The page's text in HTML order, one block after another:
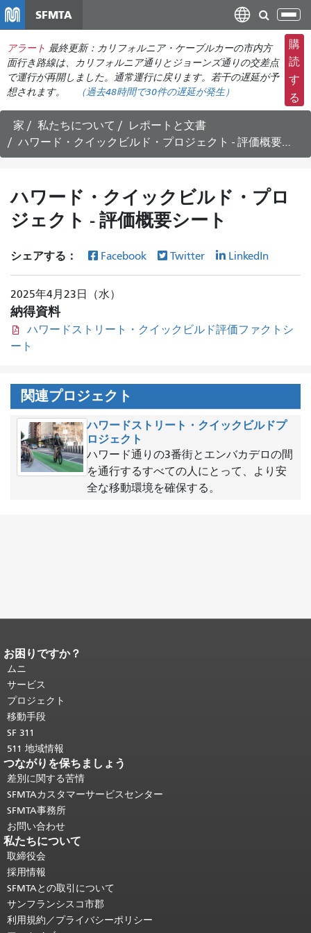
ン
コ
ン
テ
ン
ツ
に
移
SFMTA
ナ
ビ
ゲ
ー
シ
ョ
の
切
替
え
アラート 最終更新：カリフォルニア・ケーブルカーの市内方
面行き路線は、カリフォルニア通りとジョーンズ通りの交差点
で運行が再開しました。通常運行に戻ります。若干の遅延が予
想されます。
（過去48時間で30件の遅延が発生）
購
読
す
る
家 私たちについて
レポートと文書
ハワード・クイックビルド・プロジェクト - 評価概要シート
ハワード・クイックビルド・プロ
ジェクト - 評価概要シート
シェアする： Facebook Twitter LinkedIn
2025年4月23日（水）
納得資料
ハワードストリート・クイックビルド評価ファクトシ
ート
関連プロジェクト
ハワードストリート・クイックビルドプ
ロジェクト
ハワード通りの3番街とエンバカデロの間
を通行するすべての人にとって、より安
全な移動環境を確保する。
ページコンテンツの終わり。
ジの残りの部分はすべてのページで繰
り返されます。
頭に戻る。
お困りですか？
ムニ
サービス
プロジェクト
移動手段
SF 311
511 地域情報
つながりを保ちましょう
差別に関する苦情
SFMTAカスタマーサービスセンター
SFMTA事務所
お問い合わせ
私たちについて
取締役会
採用情報
SFMTAとの取引について
サンフランシスコ市郡
利用規約／プライバシーポリシー